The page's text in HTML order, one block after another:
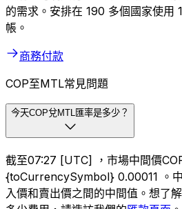
的需求。安排在 190 多個國家使用
帳。
商務付款
COP至MTL常見問題
今天COP兌MTL匯率是多少？
截至07:27 [UTC] ，市場中間價
{toCurrencySymbol} 0.00011 。
入價和賣出價之間的中間值。想了